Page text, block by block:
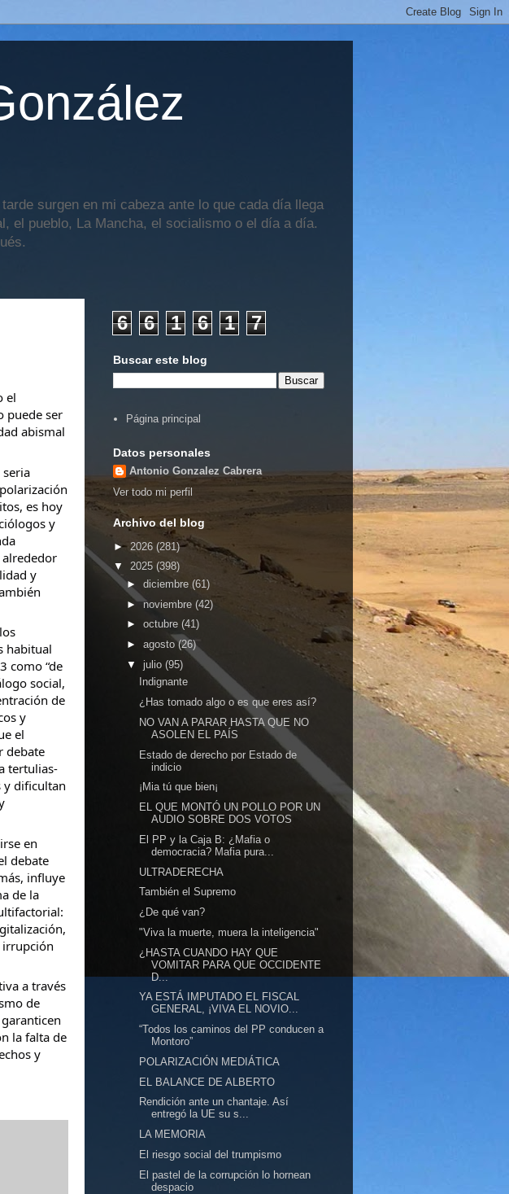
surgen en mi cabeza ante lo que cada día llega
el pueblo, La Mancha, el socialismo o el día a día.
el
puede ser
abismal
es hoy
y
alrededor
y
habitual
como “de
social,
de
y
el
debate
tertulias-
y dificultan
en
debate
influye
de la
irrupción
a través
de
la falta de
y
6 6 1 6 1 7
Buscar este blog
Página principal
Datos personales
Antonio Gonzalez Cabrera
Ver todo mi perfil
Archivo del blog
► 2026 (281)
▼ 2025 (398)
► diciembre (61)
►noviembre (42)
► octubre (41)
► agosto(26)
▼ julio (95)
Indignante
¿Has tomado algo o es que eres así?
NO VAN A PARAR HASTA QUE NO
ASOLEN EL PAÍS
Estado de derecho por Estado de
indicio
¡Mia tú que bien¡
EL QUE MONTÓ UN POLLO POR UN
AUDIO SOBRE DOS VOTOS
El PP y la Caja B: ¿Mafia o
democracia? Mafia pura...
ULTRADERECHA
También el Supremo
¿De qué van?
"Viva la muerte, muera la inteligencia"
¿HASTA CUANDO HAY QUE
VOMITAR PARA QUE OCCIDENTE
D...
YA ESTÁ IMPUTADO EL FISCAL
GENERAL, ¡VIVA EL NOVIO...
“Todos los caminos del PP conducen a
Montoro”
POLARIZACIÓN MEDIÁTICA
EL BALANCE DE ALBERTO
Rendición ante un chantaje. Así
entregó la UE su s...
LA MEMORIA
El riesgo social del trumpismo
El pastel de la corrupción lo hornean
despacio